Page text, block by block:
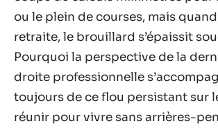
ou le plein de courses, mais quand
retraite, le brouillard s’épaissit
Pourquoi la perspective de la
droite professionnelle
toujours de ce flou persistant sur
réunir pour vivre sans arrières-